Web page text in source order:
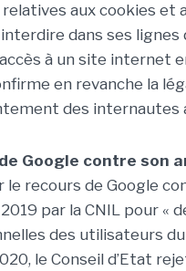
aux cookies et
dans ses lignes
à un site internet
en revanche la
des
Google contre son
le recours de Google
par la CNIL pour
des utilisateurs
le Conseil d’Etat